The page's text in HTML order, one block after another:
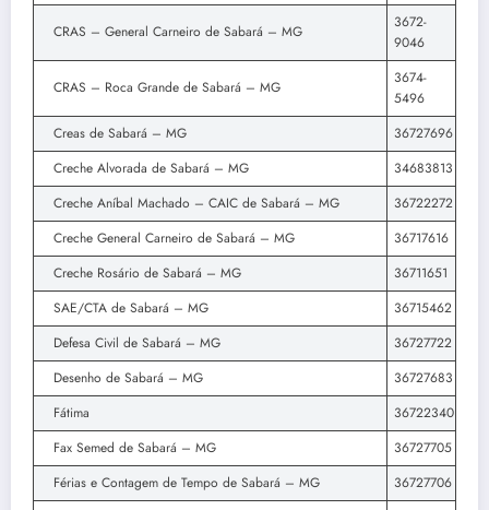
CRAS – General Carneiro de Sabará – MG
3672-
9046
CRAS – Roca Grande de Sabará – MG
3674-
5496
Creas de Sabará – MG
36727696
Creche Alvorada de Sabará – MG
34683813
Creche Aníbal Machado – CAIC de Sabará – MG
36722272
Creche General Carneiro de Sabará – MG
36717616
Creche Rosário de Sabará – MG
36711651
SAE/CTA de Sabará – MG
36715462
Defesa Civil de Sabará – MG
36727722
Desenho de Sabará – MG
36727683
Fátima
36722340
Fax Semed de Sabará – MG
36727705
Férias e Contagem de Tempo de Sabará – MG
36727706